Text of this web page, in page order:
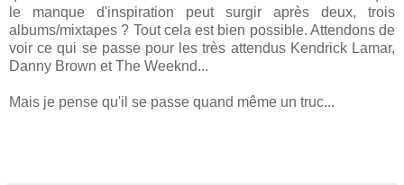
le manque d'inspiration peut surgir après deux, trois
albums/mixtapes ? Tout cela est bien possible. Attendons de
voir ce qui se passe pour les très attendus Kendrick Lamar,
Danny Brown et The Weeknd...
Mais je pense qu'il se passe quand même un truc...